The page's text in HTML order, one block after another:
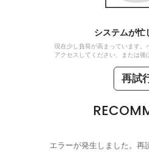
システムが忙
現在少し負荷が高まっています。
アクセスしてください、または後
再試
エラーが発生しました。再